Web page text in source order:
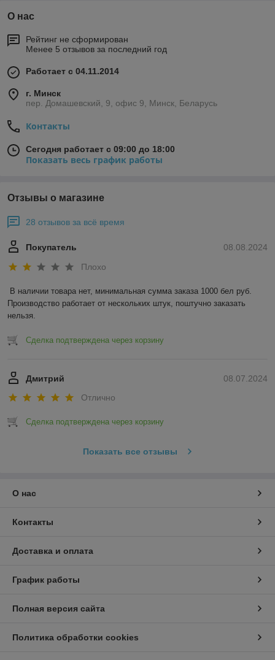
О нас
Рейтинг не сформирован
Менее 5 отзывов за последний год
Работает с 04.11.2014
г. Минск
пер. Домашевский, 9, офис 9, Минск, Беларусь
Контакты
Сегодня работает с 09:00 до 18:00
Показать весь график работы
Отзывы о магазине
28 отзывов за всё время
08.08.2024
Покупатель
Плохо
В наличии товара нет, минимальная сумма заказа 1000 бел руб.
Производство работает от нескольких штук, поштучно заказать
нельзя.
Сделка подтверждена через корзину
08.07.2024
Дмитрий
Отлично
Сделка подтверждена через корзину
Показать все отзывы
О нас
Контакты
Доставка и оплата
График работы
Полная версия сайта
Политика обработки cookies